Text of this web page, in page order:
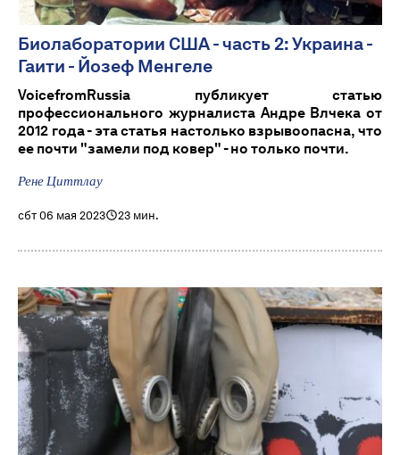
Биолаборатории США - часть 2: Украина -
Гаити - Йозеф Менгеле
VoicefromRussia публикует статью
профессионального журналиста Андре Влчека от
2012 года - эта статья настолько взрывоопасна, что
ее почти "замели под ковер" - но только почти.
Рене Циттлау
сбт 06 мая 2023 23 мин.